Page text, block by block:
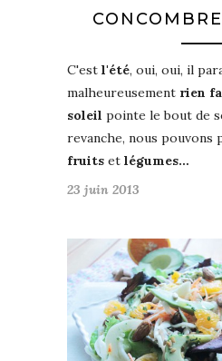
C'est l'été, oui, oui, il
malheureusement rien
soleil pointe le bout de
revanche, nous pouvons
fruits et légumes…
23 juin 2013